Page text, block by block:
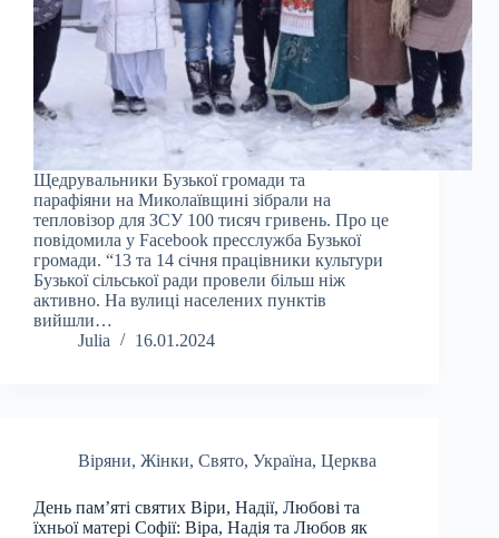
Щедрувальники Бузької громади та
парафіяни на Миколаївщині зібрали на
тепловізор для ЗСУ 100 тисяч гривень. Про це
повідомила у Facebook пресслужба Бузької
громади. “13 та 14 січня працівники культури
Бузької сільської ради провели більш ніж
активно. На вулиці населених пунктів
вийшли…
Julia
16.01.2024
Віряни, Жінки, Свято, Україна, Церква
День пам’яті святих Віри, Надії, Любові та
їхньої матері Софії: Віра, Надія та Любов як